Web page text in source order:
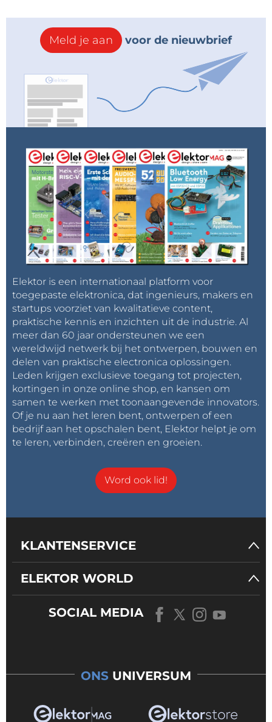
Meld je aan voor de nieuwbrief
Elektor is een internationaal platform voor
toegepaste elektronica, dat ingenieurs, makers en
startups voorziet van kwalitatieve content,
praktische kennis en inzichten uit de industrie. Al
meer dan 60 jaar ondersteunen we een
wereldwijd netwerk bij het ontwerpen, bouwen en
delen van praktische electronica oplossingen.
Leden krijgen exclusieve toegang tot projecten,
kortingen in onze online shop, en kansen om
samen te werken met toonaangevende innovators.
Of je nu aan het leren bent, ontwerpen of een
bedrijf aan het opschalen bent, Elektor helpt je om
te leren, verbinden, creëren en groeien.
Word ook lid!
KLANTENSERVICE
ELEKTOR WORLD
SOCIAL MEDIA
ONS UNIVERSUM